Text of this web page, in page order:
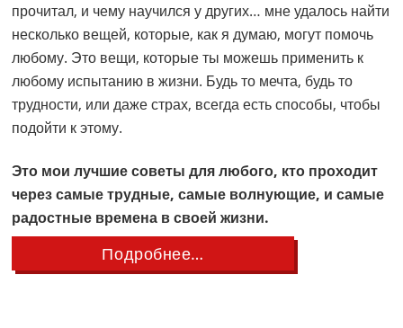
прочитал, и чему научился у других… мне удалось найти
несколько вещей, которые, как я думаю, могут помочь
любому. Это вещи, которые ты можешь применить к
любому испытанию в жизни. Будь то мечта, будь то
трудности, или даже страх, всегда есть способы, чтобы
подойти к этому.
Это мои лучшие советы для любого, кто проходит
через самые трудные, самые волнующие, и самые
радостные времена в своей жизни.
Подробнее…
5